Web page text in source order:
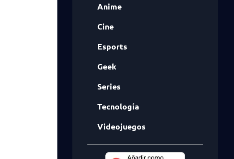
Anime
Cine
Esports
Geek
Series
Tecnología
Videojuegos